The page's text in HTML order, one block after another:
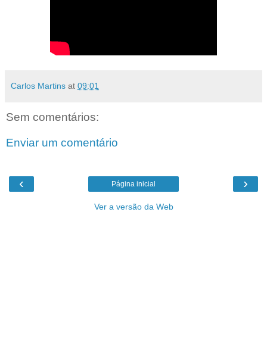
Carlos Martins at 09:01
Sem comentários:
Enviar um comentário
‹ ›
Página inicial
Ver a versão da Web